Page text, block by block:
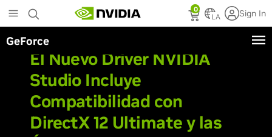
to
main
content
0
LA Sign In
GeForce
El Nuevo Driver NVIDIA
Studio Incluye
Compatibilidad con
DirectX 12 Ultimate y las